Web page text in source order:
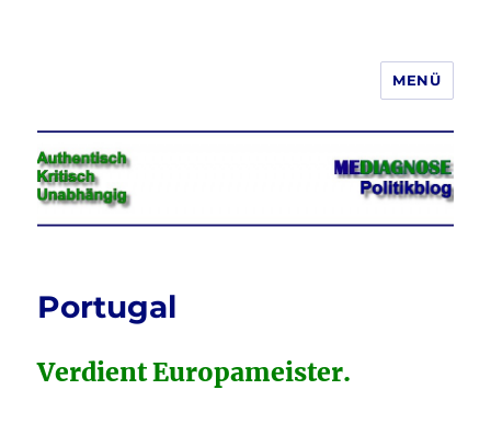
Jeder hat das Recht, seine
Meinung in Wort, Schrift und Bild
frei zu äußern und zu verbreiten
MENÜ
Portugal
Verdient Europameister.